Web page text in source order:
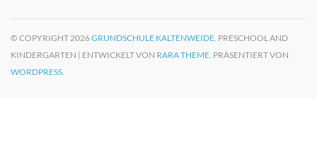
© COPYRIGHT 2026GRUNDSCHULE KALTENWEIDE . PRESCHOOL AND
KINDERGARTEN | ENTWICKELT VON RARA THEME . PRÄSENTIERT VON
WORDPRESS.